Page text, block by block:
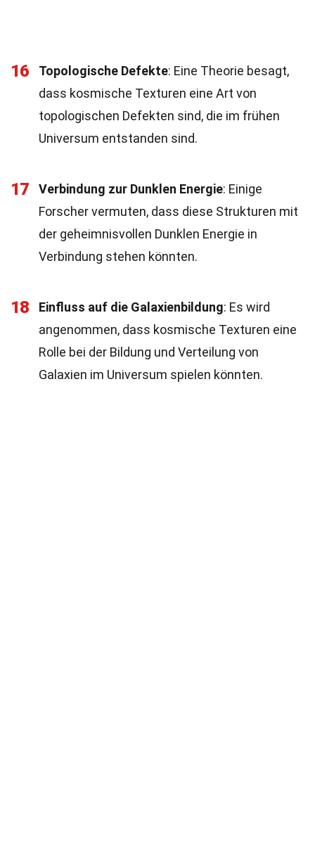
16 Topologische Defekte: Eine Theorie besagt,
dass kosmische Texturen eine Art von
topologischen Defekten sind, die im frühen
Universum entstanden sind.
17 Verbindung zur Dunklen Energie: Einige
Forscher vermuten, dass diese Strukturen mit
der geheimnisvollen Dunklen Energie in
Verbindung stehen könnten.
18 Einfluss auf die Galaxienbildung: Es wird
angenommen, dass kosmische Texturen eine
Rolle bei der Bildung und Verteilung von
Galaxien im Universum spielen könnten.